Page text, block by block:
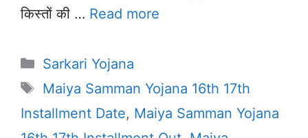
किस्तों की … Read more
Categories
Sarkari Yojana
Tags
Maiya Samman Yojana 16th 17th
Installment Date, Maiya Samman Yojana